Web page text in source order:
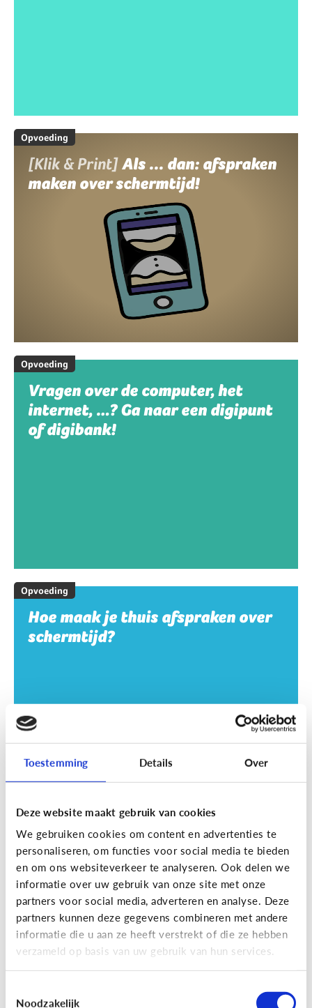
Toestemming Details Over
Deze website maakt gebruik van cookies
We gebruiken cookies om content en advertenties te
personaliseren, om functies voor social media te bieden
en om ons websiteverkeer te analyseren. Ook delen we
informatie over uw gebruik van onze site met onze
partners voor social media, adverteren en analyse. Deze
partners kunnen deze gegevens combineren met andere
informatie die u aan ze heeft verstrekt of die ze hebben
verzameld op basis van uw gebruik van hun services.
Noodzakelijk
Opvoeding
[Klik & Print]Als ... dan: afspraken
maken over schermtijd!
Opvoeding
Vragen over de computer, het
internet, …? Ga naar een digipunt
of digibank!
Opvoeding
Hoe maak je thuis afspraken over
schermtijd?
Opvoeding
Vanaf welke leeftijd mag mijn kind
naar een scherm kijken?